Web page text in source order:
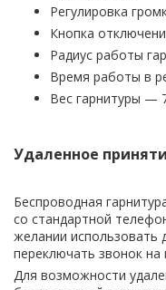
Регулировка
Кнопка
Радиус работы
Время работы в
Вес гарнитуры —
Удаленное
Беспроводная
со стандартной
желании использовать
переключать звонок на
Для возможности